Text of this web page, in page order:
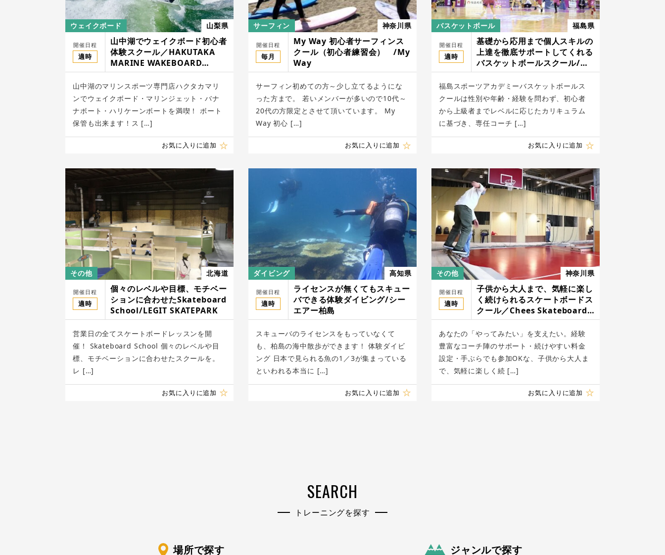
ウェイクボード 山梨県
開催日程
適時
山中湖でウェイクボード初心者
体験スクール／HAKUTAKA
MARINE WAKEBOARD
SCHOOL
山中湖のマリンスポーツ専門店ハクタカマリ
ンでウェイクボード・マリンジェット・バナ
ナボート・ハリケーンボートを満喫！ ボート
保管も出来ます！ス […]
お気に入りに追加
サーフィン 神奈川県
開催日程
毎月
My Way 初心者サーフィンス
クール（初心者練習会） /My
Way
サーフィン初めての方～少し立てるようにな
った方まで。 若いメンバーが多いので10代～
20代の方限定とさせて頂いています。 My
Way 初心 […]
お気に入りに追加
バスケットボール 福島県
開催日程
適時
基礎から応用まで個人スキルの
上達を徹底サポートしてくれる
バスケットボールスクール/福
島スポーツアカデミー
福島スポーツアカデミーバスケットボールス
クールは性別や年齢・経験を問わず、初心者
から上級者までレベルに応じたカリキュラム
に基づき、専任コーチ […]
お気に入りに追加
その他 北海道
開催日程
適時
個々のレベルや目標、モチベー
ションに合わせたSkateboard
School/LEGIT SKATEPARK
営業日の全てスケートボードレッスンを開
催！ Skateboard School 個々のレベルや目
標、モチベーションに合わせたスクールを。
レ […]
お気に入りに追加
ダイビング 高知県
開催日程
適時
ライセンスが無くてもスキュー
バできる体験ダイビング/シー
エアー柏島
スキューバのライセンスをもっていなくて
も、柏島の海中散歩ができます！ 体験ダイビ
ング 日本で見られる魚の1／3が集まっている
といわれる本当に […]
お気に入りに追加
その他 神奈川県
開催日程
適時
子供から大人まで、気軽に楽し
く続けられるスケートボードス
クール／Chees Skateboard
School
あなたの「やってみたい」を支えたい。経験
豊富なコーチ陣のサポート・続けやすい料金
設定・手ぶらでも参加OKな、子供から大人ま
で、気軽に楽しく続 […]
お気に入りに追加
SEARCH
トレーニングを探す
場所で探す ジャンルで探す